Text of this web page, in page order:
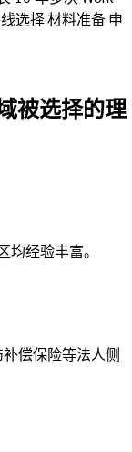
选择·材料准备·申
被选择的理
均经验丰富。
补偿保险等法人侧